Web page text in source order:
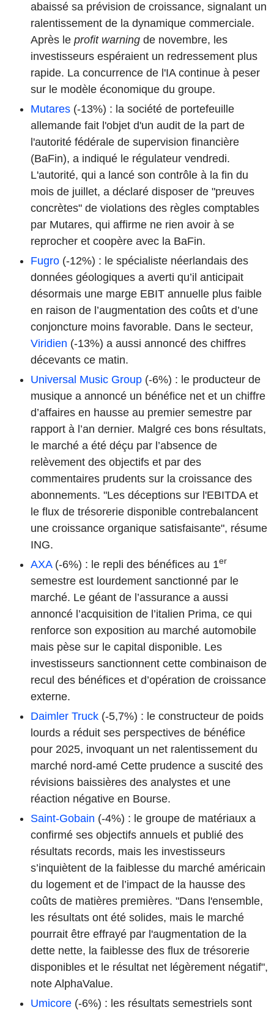
abaissé sa prévision de croissance, signalant un
ralentissement de la dynamique commerciale.
Après le profit warning de novembre, les
investisseurs espéraient un redressement plus
rapide. La concurrence de l'IA continue à peser
sur le modèle économique du groupe.
Mutares (-13%) : la société de portefeuille
allemande fait l'objet d'un audit de la part de
l'autorité fédérale de supervision financière
(BaFin), a indiqué le régulateur vendredi.
L'autorité, qui a lancé son contrôle à la fin du
mois de juillet, a déclaré disposer de "preuves
concrètes" de violations des règles comptables
par Mutares, qui affirme ne rien avoir à se
reprocher et coopère avec la BaFin.
Fugro (-12%) : le spécialiste néerlandais des
données géologiques a averti qu’il anticipait
désormais une marge EBIT annuelle plus faible
en raison de l’augmentation des coûts et d’une
conjoncture moins favorable. Dans le secteur,
Viridien (-13%) a aussi annoncé des chiffres
décevants ce matin.
Universal Music Group (-6%) : le producteur de
musique a annoncé un bénéfice net et un chiffre
d’affaires en hausse au premier semestre par
rapport à l’an dernier. Malgré ces bons résultats,
le marché a été déçu par l’absence de
relèvement des objectifs et par des
commentaires prudents sur la croissance des
abonnements. "Les déceptions sur l'EBITDA et
le flux de trésorerie disponible contrebalancent
une croissance organique satisfaisante", résume
ING.
AXA(-6%) : le repli des bénéfices au 1er
semestre est lourdement sanctionné par le
marché. Le géant de l’assurance a aussi
annoncé l’acquisition de l’italien Prima, ce qui
renforce son exposition au marché automobile
mais pèse sur le capital disponible. Les
investisseurs sanctionnent cette combinaison de
recul des bénéfices et d’opération de croissance
externe.
Daimler Truck (-5,7%) : le constructeur de poids
lourds a réduit ses perspectives de bénéfice
pour 2025, invoquant un net ralentissement du
marché nord-amé Cette prudence a suscité des
révisions baissières des analystes et une
réaction négative en Bourse.
Saint-Gobain (-4%) : le groupe de matériaux a
confirmé ses objectifs annuels et publié des
résultats records, mais les investisseurs
s’inquiètent de la faiblesse du marché américain
du logement et de l’impact de la hausse des
coûts de matières premières. "Dans l'ensemble,
les résultats ont été solides, mais le marché
pourrait être effrayé par l'augmentation de la
dette nette, la faiblesse des flux de trésorerie
disponibles et le résultat net légèrement négatif",
note AlphaValue.
Umicore (-6%) : les résultats semestriels sont